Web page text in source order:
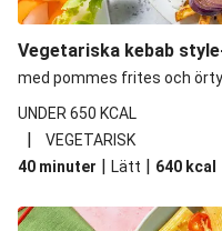
Vegetariska kebab
med pommes frites och
UNDER 650 KCAL
|
VEGETARISK
40 minuter | Lätt | 640 kcal